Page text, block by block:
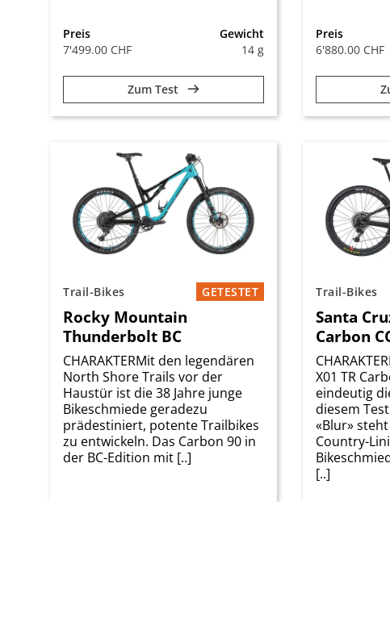
Preis
7'499.00 CHF
Gewicht
14 g
Zum Test
Preis
6'880.00 CHF
Trail-Bikes GETESTET
Rocky Mountain
Thunderbolt BC
CHARAKTERMit den legendären
North Shore Trails vor der
Haustür ist die 38 Jahre junge
Bikeschmiede geradezu
prädestiniert, potente ­Trailbikes
zu entwickeln. Das Carbon 90 in
der BC-Edition mit [..]
Trail-Bikes
Santa
Carbon
X01 TR
eindeutig
diesem
«Blur»
Country-
[..]